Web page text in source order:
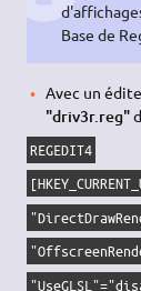
Base de
Avec un
"driv3r.reg"
REGEDIT4